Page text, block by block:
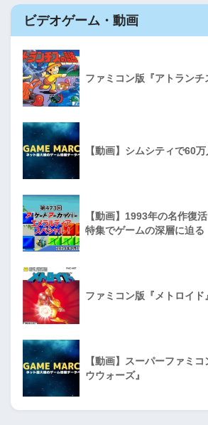
ビデオゲーム・動画
ファミコン版『アトランチ
【動画】シムシティで60
【動画】1993年の名作復
特集でゲームの深層に迫る
ファミコン版『メトロイド』
【動画】スーパーファミ
ウウォーズ』